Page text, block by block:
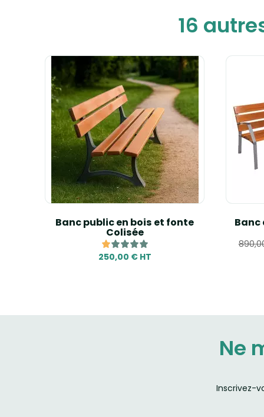
16
Banc public en bois et fonte
Colisée
250,00 € HT
Banc
Ne
Inscrivez-